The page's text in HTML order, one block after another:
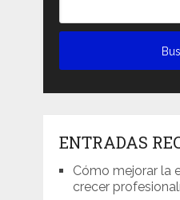
ENTRADAS
Cómo mejorar la
crecer